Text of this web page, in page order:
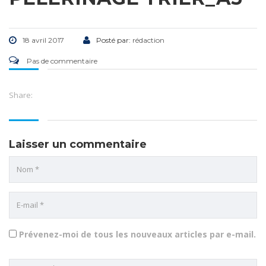
18 avril 2017 Posté par: rédaction
Pas de commentaire
Share:
Laisser un commentaire
Prévenez-moi de tous les nouveaux articles par e-mail.